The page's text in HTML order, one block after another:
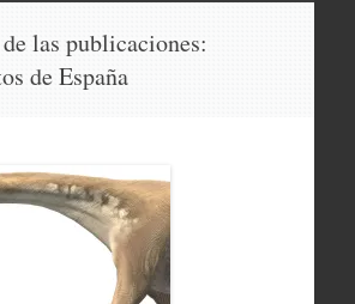
las publicaciones:
de España